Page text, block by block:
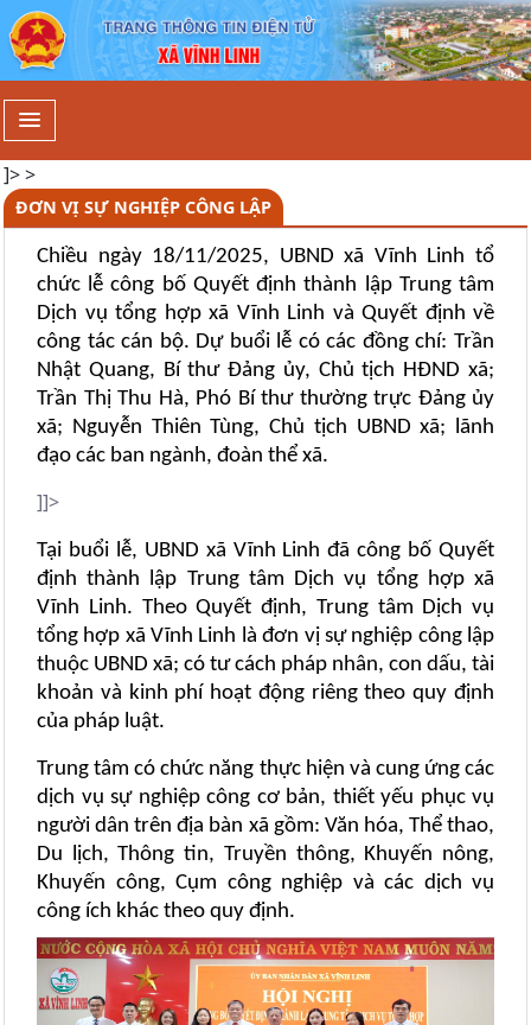
Đơn vị sự nghiệp công lập - Xã
]> >
ĐƠN VỊ SỰ NGHIỆP CÔNG LẬP
Chiều ngày 18/11/2025, UBND xã Vĩnh Linh tổ
chức lễ công bố Quyết định thành lập Trung tâm
Dịch vụ tổng hợp xã Vĩnh Linh và Quyết định về
công tác cán bộ. Dự buổi lễ có các đồng chí: Trần
Nhật Quang, Bí thư Đảng ủy, Chủ tịch HĐND xã;
Trần Thị Thu Hà, Phó Bí thư thường trực Đảng ủy
xã; Nguyễn Thiên Tùng, Chủ tịch UBND xã; lãnh
đạo các ban ngành, đoàn thể xã.
]]>
Tại buổi lễ, UBND xã Vĩnh Linh đã công bố Quyết
định thành lập Trung tâm Dịch vụ tổng hợp xã
Vĩnh Linh. Theo Quyết định, Trung tâm Dịch vụ
tổng hợp xã Vĩnh Linh là đơn vị sự nghiệp công lập
thuộc UBND xã; có tư cách pháp nhân, con dấu, tài
khoản và kinh phí hoạt động riêng theo quy định
của pháp luật.
Trung tâm có chức năng thực hiện và cung ứng các
dịch vụ sự nghiệp công cơ bản, thiết yếu phục vụ
người dân trên địa bàn xã gồm: Văn hóa, Thể thao,
Du lịch, Thông tin, Truyền thông, Khuyến nông,
Khuyến công, Cụm công nghiệp và các dịch vụ
công ích khác theo quy định.